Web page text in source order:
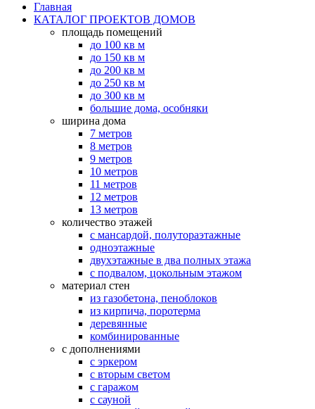
Главная
КАТАЛОГ ПРОЕКТОВ ДОМОВ
площадь помещений
до 100 кв м
до 150 кв м
до 200 кв м
до 250 кв м
до 300 кв м
большие дома, особняки
ширина дома
7 метров
8 метров
9 метров
10 метров
11 метров
12 метров
13 метров
количество этажей
с мансардой, полутораэтажные
одноэтажные
двухэтажные в два полных этажа
с подвалом, цокольным этажом
материал стен
из газобетона, пеноблоков
из кирпича, поротерма
деревянные
комбинированные
с дополнениями
с эркером
с вторым светом
с гаражом
с сауной